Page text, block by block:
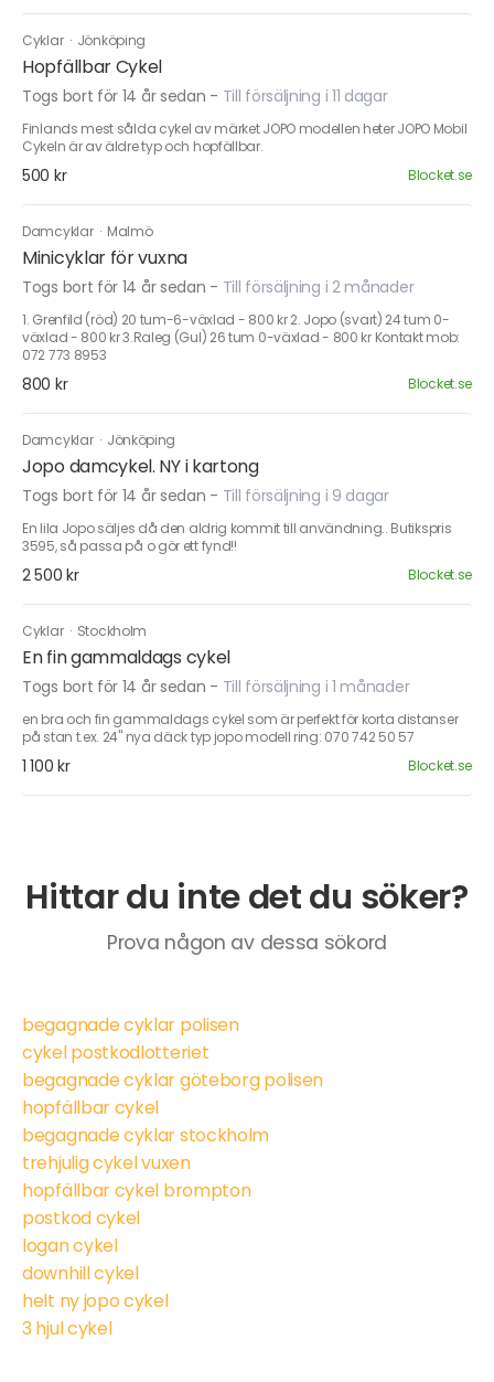
Cyklar · Jönköping
Hopfällbar Cykel
Togs bort för 14 år sedan - Till försäljning i 11 dagar
Finlands mest sålda cykel av märket JOPO modellen heter JOPO Mobil
Cykeln är av äldre typ och hopfällbar.
500 kr Blocket.se
Damcyklar · Malmö
Minicyklar för vuxna
Togs bort för 14 år sedan - Till försäljning i 2 månader
1. Grenfild (röd) 20 tum-6-växlad - 800 kr 2. Jopo (svart) 24 tum 0-
växlad - 800 kr 3.Raleg (Gul) 26 tum 0-växlad - 800 kr Kontakt mob:
072 773 8953
800 kr Blocket.se
Damcyklar · Jönköping
Jopo damcykel. NY i kartong
Togs bort för 14 år sedan - Till försäljning i 9 dagar
En lila Jopo säljes då den aldrig kommit till användning.. Butikspris
3595, så passa på o gör ett fynd!!
2 500 kr Blocket.se
Cyklar · Stockholm
En fin gammaldags cykel
Togs bort för 14 år sedan - Till försäljning i 1 månader
en bra och fin gammaldags cykel som är perfekt för korta distanser
på stan t.ex. 24" nya däck typ jopo modell ring: 070 742 50 57
1 100 kr Blocket.se
Hittar du inte det du söker?
Prova någon av dessa sökord
begagnade cyklar polisen
cykel postkodlotteriet
begagnade cyklar göteborg polisen
hopfällbar cykel
begagnade cyklar stockholm
trehjulig cykel vuxen
hopfällbar cykel brompton
postkod cykel
logan cykel
downhill cykel
helt ny jopo cykel
3 hjul cykel